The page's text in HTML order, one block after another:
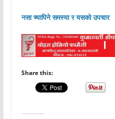
नसा च्यापिने समस्या र यसको उपचार
Share this: